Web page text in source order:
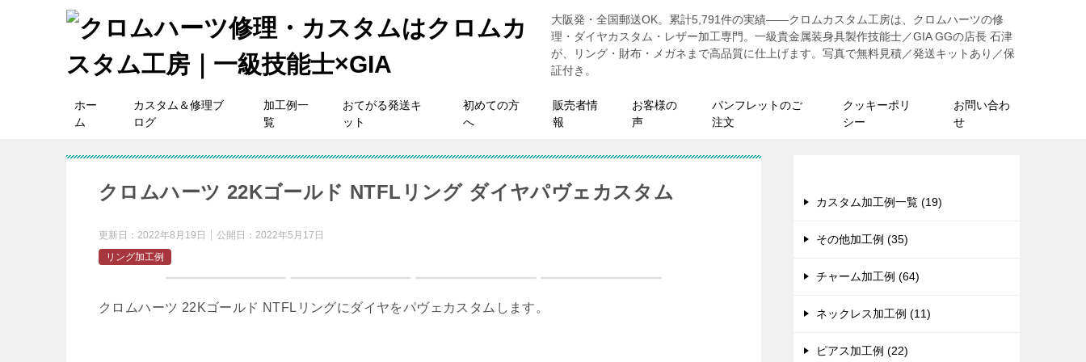
大阪発・全国郵送OK。累計5,791件の実績——クロムカスタム工房は、クロムハーツの修
理・ダイヤカスタム・レザー加工専門。一級貴金属装身具製作技能士／GIA GGの店長 石津
が、リング・財布・メガネまで高品質に仕上げます。写真で無料見積／発送キットあり／保
証付き。
ホー
ム
カスタム＆修理ブ
ログ
加工例一
覧
おてがる発送キ
ット
初めての方
へ
販売者情
報
お客様の
声
パンフレットのご
注文
クッキーポリ
シー
お問い合わ
せ
クロムハーツ 22Kゴールド NTFLリング ダイヤパヴェカスタム
更新日： 2022年8月19日 公開日： 2022年5月17日
リング加工例
クロムハーツ 22Kゴールド NTFLリングにダイヤをパヴェカスタムします。
カスタム加工例一覧 (19)
その他加工例 (35)
チャーム加工例 (64)
ネックレス加工例 (11)
ピアス加工例 (22)